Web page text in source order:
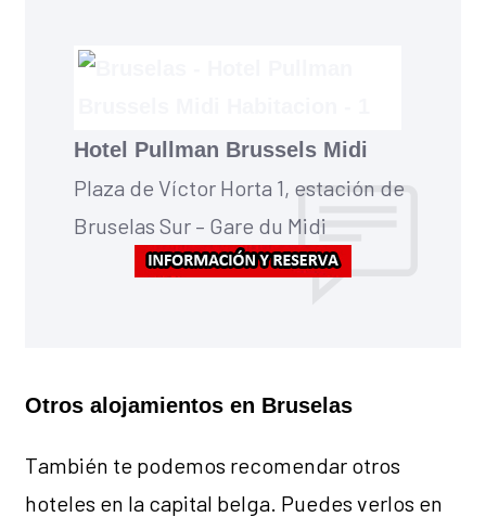
Hotel Pullman Brussels Midi
Plaza de Víctor Horta 1, estación de
Bruselas Sur – Gare du Midi
Otros alojamientos en Bruselas
También te podemos recomendar otros
hoteles en la capital belga. Puedes verlos en